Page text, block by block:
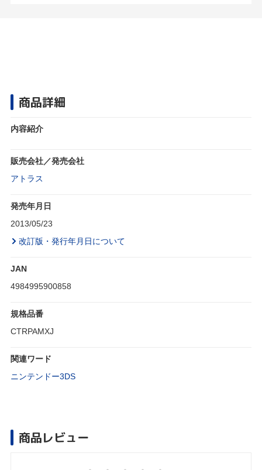
商品詳細
内容紹介
販売会社／発売会社
アトラス
発売年月日
2013/05/23
改訂版・発行年月日について
JAN
4984995900858
規格品番
CTRPAMXJ
関連ワード
ニンテンドー3DS
商品レビュー